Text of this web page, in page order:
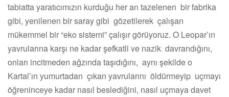
tabiatta yaratıcımızın kurduğu her an tazelenen bir fabrika
gibi, yenilenen bir saray gibi gözetilerek çalışan
mükemmel bir “eko sistemi” çalışır görüyoruz. O Leopar’ın
yavrularına karşı ne kadar şefkatli ve nazik davrandığını,
onları incitmeden ağzında taşıdığını, aynı şekilde o
Kartal’ın yumurtadan çıkan yavrularını öldürmeyip uçmayı
öğreninceye kadar nasıl beslediğini, nasıl uçmaya davet